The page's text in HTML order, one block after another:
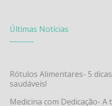
Últimas Notícias
Rótulos Alimentares- 5
saudáveis!
Medicina com Dedicação-